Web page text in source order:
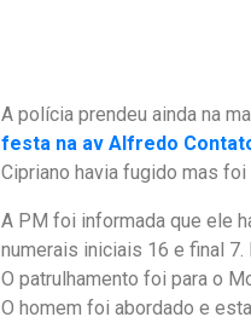
A polícia prendeu ainda na
festa na av Alfredo
Cipriano havia fugido mas
A PM foi informada que ele
numerais iniciais 16 e final 7.
O patrulhamento foi para o
O homem foi abordado e